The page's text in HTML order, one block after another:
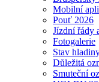
Mobilní
Pouť 2026
Jízdní řády
Fotogalerie
Stav
Důležitá
Smuteční